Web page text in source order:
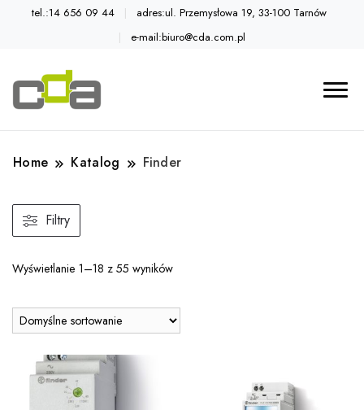
tel.:14 656 09 44
adres:ul. Przemysłowa 19, 33-100 Tarnów
e-mail:biuro@cda.com.pl
Home Katalog Finder
Filtry
Wyświetlanie 1–18 z 55 wyników